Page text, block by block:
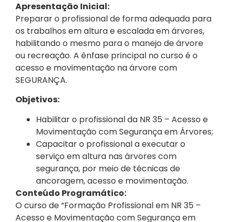
Apresentação Inicial:
Preparar o profissional de forma adequada para
os trabalhos em altura e escalada em árvores,
habilitando o mesmo para o manejo de árvore
ou recreação. A ênfase principal no curso é o
acesso e movimentação na árvore com
SEGURANÇA.
Objetivos:
Habilitar o profissional da NR 35 – Acesso e
Movimentação com Segurança em Árvores;
Capacitar o profissional a executar o
serviço em altura nas árvores com
segurança, por meio de técnicas de
ancoragem, acesso e movimentação.
Conteúdo Programático:
O curso de “Formação Profissional em NR 35 –
Acesso e Movimentação com Segurança em